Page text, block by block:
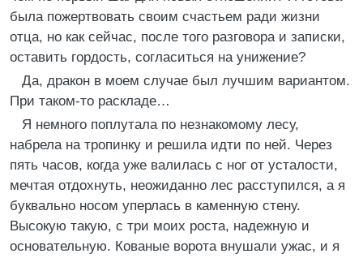
была пожертвовать своим счастьем ради жизни
отца, но как сейчас, после того разговора и записки,
оставить гордость, согласиться на унижение?
Да, дракон в моем случае был лучшим вариантом.
При таком-то раскладе…
Я немного поплутала по незнакомому лесу,
набрела на тропинку и решила идти по ней. Через
пять часов, когда уже валилась с ног от усталости,
мечтая отдохнуть, неожиданно лес расступился, а я
буквально носом уперлась в каменную стену.
Высокую такую, с три моих роста, надежную и
основательную. Кованые ворота внушали ужас, и я